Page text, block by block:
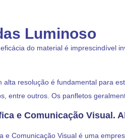
Luminoso
do material é imprescindível
alta resolução é fundamental para
entre outros. Os panfletos
e Comunicação Visual.
e Comunicação Visual é uma